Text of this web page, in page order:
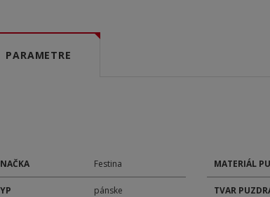
PARAMETRE
Festina
pánske
MATERIÁL
TVAR